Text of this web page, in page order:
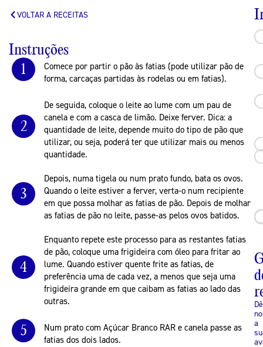
VOLTAR A RECEITAS
Instruções
1
Comece por partir o pão às fatias (pode utilizar pão de
forma, carcaças partidas às rodelas ou em fatias).
2
De seguida, coloque o leite ao lume com um pau de
canela e com a casca de limão. Deixe ferver. Dica: a
quantidade de leite, depende muito do tipo de pão que
utilizar, ou seja, poderá ter que utilizar mais ou menos
quantidade.
3
Depois, numa tigela ou num prato fundo, bata os ovos.
Quando o leite estiver a ferver, verta-o num recipiente
em que possa molhar as fatias de pão. Depois de molhar
as fatias de pão no leite, passe-as pelos ovos batidos.
4
Enquanto repete este processo para as restantes fatias
de pão, coloque uma frigideira com óleo para fritar ao
lume. Quando estiver quente frite as fatias, de
preferência uma de cada vez, a menos que seja uma
frigideira grande em que caibam as fatias ao lado das
outras.
5
Num prato com Açúcar Branco RAR e canela passe as
fatias dos dois lados.
a